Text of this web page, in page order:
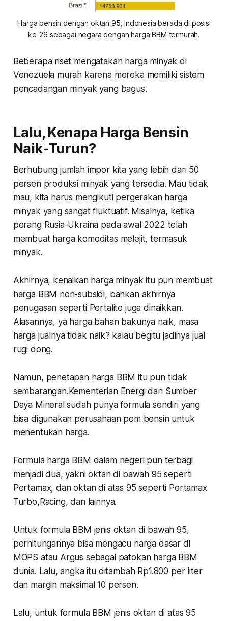
Harga bensin dengan oktan 95, Indonesia berada di posisi
ke-26 sebagai negara dengan harga BBM termurah.
Beberapa riset mengatakan harga minyak di
Venezuela murah karena mereka memiliki sistem
pencadangan minyak yang bagus.
Lalu, Kenapa Harga Bensin
Naik-Turun?
Berhubung jumlah impor kita yang lebih dari 50
persen produksi minyak yang tersedia. Mau tidak
mau, kita harus mengikuti pergerakan harga
minyak yang sangat fluktuatif. Misalnya, ketika
perang Rusia-Ukraina pada awal 2022 telah
membuat harga komoditas melejit, termasuk
minyak.
Akhirnya, kenaikan harga minyak itu pun membuat
harga BBM non-subsidi, bahkan akhirnya
penugasan seperti Pertalite juga dinaikkan.
Alasannya, ya harga bahan bakunya naik, masa
harga jualnya tidak naik? kalau begitu jadinya jual
rugi dong.
Namun, penetapan harga BBM itu pun tidak
sembarangan.Kementerian Energi dan Sumber
Daya Mineral sudah punya formula sendiri yang
bisa digunakan perusahaan pom bensin untuk
menentukan harga.
Formula harga BBM dalam negeri pun terbagi
menjadi dua, yakni oktan di bawah 95 seperti
Pertamax, dan oktan di atas 95 seperti Pertamax
Turbo,Racing, dan lainnya.
Untuk formula BBM jenis oktan di bawah 95,
perhitungannya bisa mengacu harga dasar di
MOPS atau Argus sebagai patokan harga BBM
dunia. Lalu, angka itu ditambah Rp1.800 per liter
dan margin maksimal 10 persen.
Lalu, untuk formula BBM jenis oktan di atas 95